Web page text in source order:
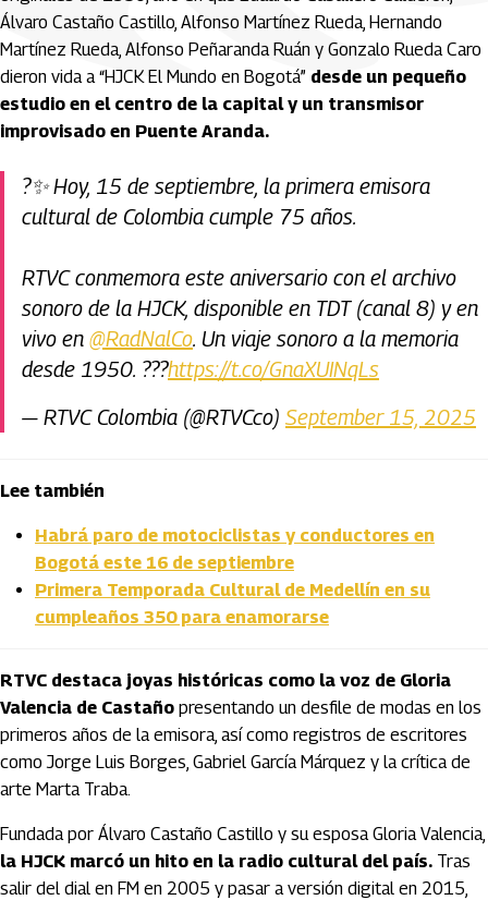
Álvaro Castaño Castillo, Alfonso Martínez Rueda, Hernando
Martínez Rueda, Alfonso Peñaranda Ruán y Gonzalo Rueda Caro
dieron vida a “HJCK El Mundo en Bogotá” desde un pequeño
estudio en el centro de la capital y un transmisor
improvisado en Puente Aranda.
?✨ Hoy, 15 de septiembre, la primera emisora
cultural de Colombia cumple 75 años.
RTVC conmemora este aniversario con el archivo
sonoro de la HJCK, disponible en TDT (canal 8) y en
vivo en @RadNalCo. Un viaje sonoro a la memoria
desde 1950. ?️??https://t.co/GnaXUINqLs
— RTVC Colombia (@RTVCco) September 15, 2025
Lee también
Habrá paro de motociclistas y conductores en
Bogotá este 16 de septiembre
Primera Temporada Cultural de Medellín en su
cumpleaños 350 para enamorarse
RTVC destaca joyas históricas como la voz de Gloria
Valencia de Castaño presentando un desfile de modas en los
primeros años de la emisora, así como registros de escritores
como Jorge Luis Borges, Gabriel García Márquez y la crítica de
arte Marta Traba.
Fundada por Álvaro Castaño Castillo y su esposa Gloria Valencia,
la HJCK marcó un hito en la radio cultural del país. Tras
salir del dial en FM en 2005 y pasar a versión digital en 2015,